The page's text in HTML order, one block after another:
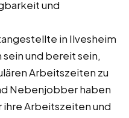
und
in Ilvesheim
und bereit sein,
Arbeitszeiten zu
Nebenjobber haben
Arbeitszeiten und